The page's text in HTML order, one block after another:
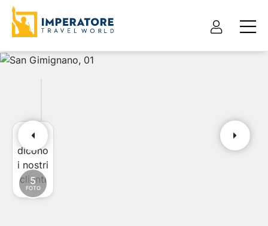
Tipo pacchetto
5
FOTO
Cosa
dicono
i nostri
clienti